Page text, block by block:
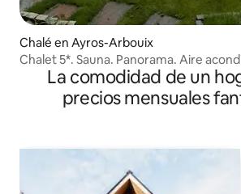
Chalé en Ayros-Arbouix
Chalet 5*. Sauna. Panorama. Aire
eléctricoLa comodidad de un
precios mensuales